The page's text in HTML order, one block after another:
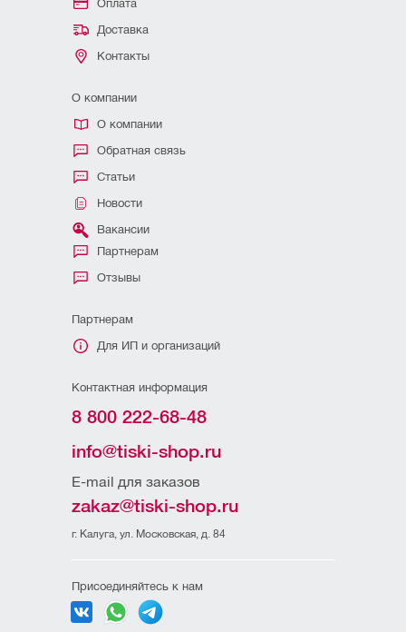
Оплата
Доставка
Контакты
О компании
О компании
Обратная связь
Статьи
Новости
Вакансии
Партнерам
Отзывы
Партнерам
Для ИП и организаций
Контактная информация
8 800 222-68-48
info@tiski-shop.ru
E-mail для заказов
zakaz@tiski-shop.ru
г. Калуга, ул. Московская, д. 84
Присоединяйтесь к нам